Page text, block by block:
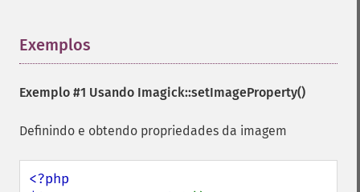
Exemplos
Exemplo #1 Usando Imagick::setImageProperty()
Definindo e obtendo propriedades da imagem
<?php
getImageCompression
getImageCompressionQuality
getImageDelay
getImageDispose
getImageFilename
getImageFormat